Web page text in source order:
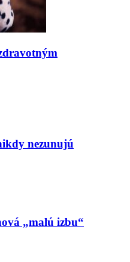
nezunujú
„malú izbu“